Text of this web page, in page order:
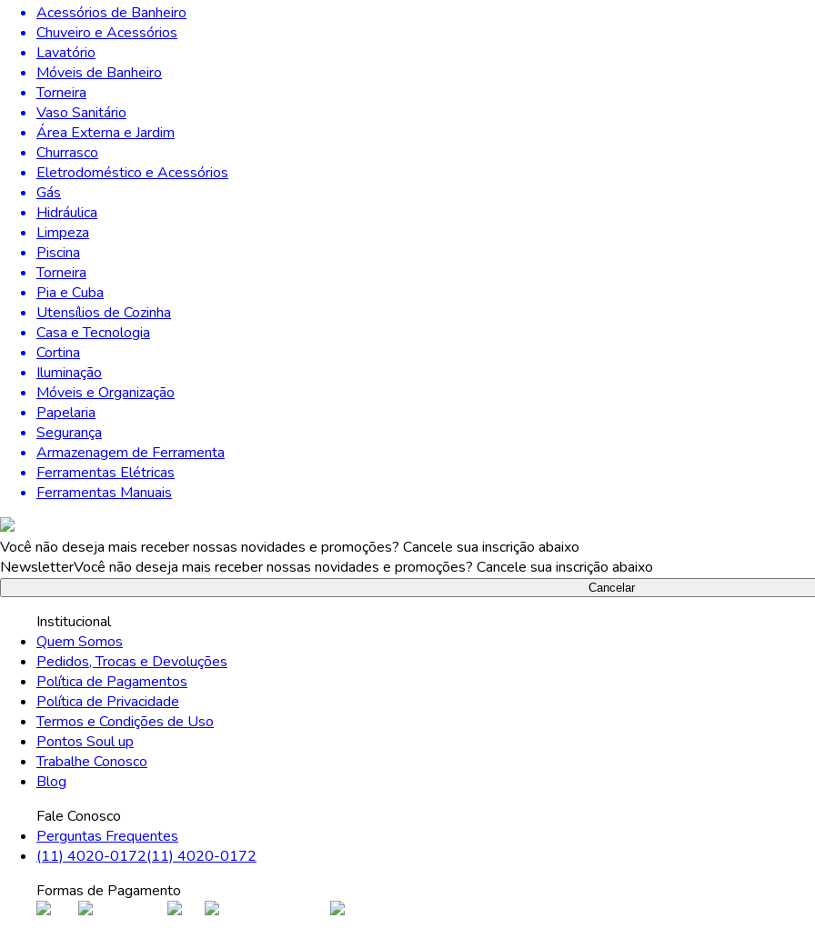
Acessórios de Banheiro
Chuveiro e Acessórios
Lavatório
Móveis de Banheiro
Torneira
Vaso Sanitário
Área Externa e Jardim
Churrasco
Eletrodoméstico e Acessórios
Gás
Hidráulica
Limpeza
Piscina
Torneira
Pia e Cuba
Utensílios de Cozinha
Casa e Tecnologia
Cortina
Iluminação
Móveis e Organização
Papelaria
Segurança
Armazenagem de Ferramenta
Ferramentas Elétricas
Ferramentas Manuais
Você não deseja mais receber nossas novidades e promoções? Cancele sua inscrição abaixo
NewsletterVocê não deseja mais receber nossas novidades e promoções? Cancele sua inscrição abaixo
Cancelar
Institucional
Quem Somos
Pedidos, Trocas e Devoluções
Política de Pagamentos
Política de Privacidade
Termos e Condições de Uso
Pontos Soul up
Trabalhe Conosco
Blog
Fale Conosco
Perguntas Frequentes
(11) 4020-0172(11) 4020-0172
Formas de Pagamento